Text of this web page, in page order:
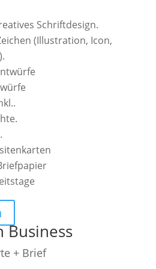
Schriftdesign.
(Illustration, Icon,
Business
+ Brief